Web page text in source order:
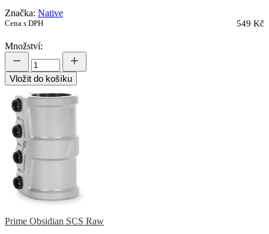
Značka: Native
Cena s DPH 549 Kč
Množství:
Vložit do košíku
Prime Obsidian SCS Raw